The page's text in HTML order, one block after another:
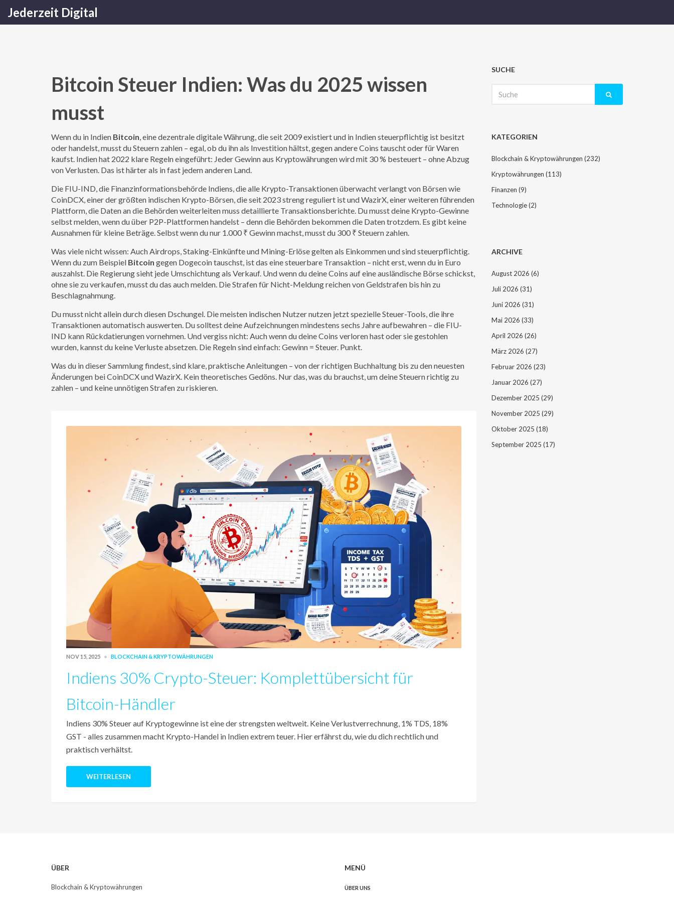
Jederzeit Digital
Bitcoin Steuer Indien: Was du 2025 wissen
musst
Wenn du in Indien Bitcoin,eine dezentrale digitale Währung, die seit 2009 existiert und in Indien steuerpflichtig ist besitzt
oder handelst, musst du Steuern zahlen – egal, ob du ihn als Investition hältst, gegen andere Coins tauscht oder für Waren
kaufst. Indien hat 2022 klare Regeln eingeführt: Jeder Gewinn aus Kryptowährungen wird mit 30 % besteuert – ohne Abzug
von Verlusten. Das ist härter als in fast jedem anderen Land.
Die FIU-IND,die Finanzinformationsbehörde Indiens, die alle Krypto-Transaktionen überwachtverlangt von Börsen wie
CoinDCX,einer der größten indischen Krypto-Börsen, die seit 2023 streng reguliert istundWazirX,einer weiteren führenden
Plattform, die Daten an die Behörden weiterleiten muss detaillierte Transaktionsberichte. Du musst deine Krypto-Gewinne
selbst melden, wenn du über P2P-Plattformen handelst – denn die Behörden bekommen die Daten trotzdem. Es gibt keine
Ausnahmen für kleine Beträge. Selbst wenn du nur 1.000 ₹ Gewinn machst, musst du 300 ₹ Steuern zahlen.
Was viele nicht wissen: Auch Airdrops, Staking-Einkünfte und Mining-Erlöse gelten als Einkommen und sind steuerpflichtig.
Wenn du zum Beispiel Bitcoin gegen Dogecoin tauschst, ist das eine steuerbare Transaktion – nicht erst, wenn du in Euro
auszahlst. Die Regierung sieht jede Umschichtung als Verkauf. Und wenn du deine Coins auf eine ausländische Börse schickst,
ohne sie zu verkaufen, musst du das auch melden. Die Strafen für Nicht-Meldung reichen von Geldstrafen bis hin zu
Beschlagnahmung.
Du musst nicht allein durch diesen Dschungel. Die meisten indischen Nutzer nutzen jetzt spezielle Steuer-Tools, die ihre
Transaktionen automatisch auswerten. Du solltest deine Aufzeichnungen mindestens sechs Jahre aufbewahren – die FIU-
IND kann Rückdatierungen vornehmen. Und vergiss nicht: Auch wenn du deine Coins verloren hast oder sie gestohlen
wurden, kannst du keine Verluste absetzen. Die Regeln sind einfach: Gewinn = Steuer. Punkt.
Was du in dieser Sammlung findest, sind klare, praktische Anleitungen – von der richtigen Buchhaltung bis zu den neuesten
Änderungen bei CoinDCX und WazirX. Kein theoretisches Gedöns. Nur das, was du brauchst, um deine Steuern richtig zu
zahlen – und keine unnötigen Strafen zu riskieren.
NOV 15, 2025 BLOCKCHAIN & KRYPTOWÄHRUNGEN
Indiens 30% Crypto-Steuer: Komplettübersicht für
Bitcoin-Händler
Indiens 30% Steuer auf Kryptogewinne ist eine der strengsten weltweit. Keine Verlustverrechnung, 1% TDS, 18%
GST - alles zusammen macht Krypto-Handel in Indien extrem teuer. Hier erfährst du, wie du dich rechtlich und
praktisch verhältst.
WEITERLESEN
SUCHE
nach:
KATEGORIEN
Blockchain & Kryptowährungen (232)
Kryptowährungen (113)
Finanzen (9)
Technologie(2)
ARCHIVE
August 2026 (6)
Juli 2026 (31)
Juni 2026 (31)
Mai 2026 (33)
April 2026 (26)
März 2026 (27)
Februar 2026 (23)
Januar 2026 (27)
Dezember 2025 (29)
November 2025 (29)
Oktober 2025 (18)
September 2025 (17)
ÜBER
Blockchain & Kryptowährungen
MENÜ
ÜBER UNS